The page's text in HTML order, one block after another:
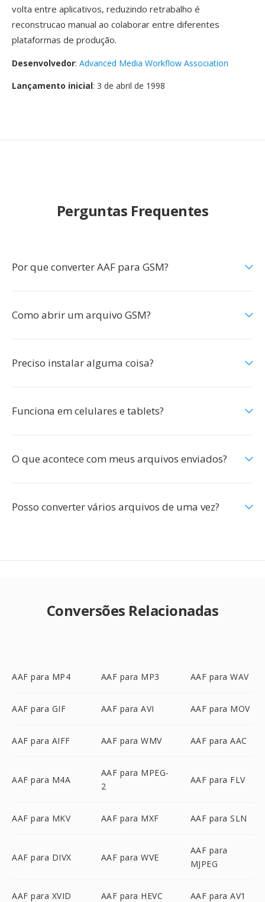
volta entre aplicativos, reduzindo retrabalho é
reconstrucao manual ao colaborar entre diferentes
plataformas de produção.
Desenvolvedor: Advanced Media Workflow Association
Lançamento inicial: 3 de abril de 1998
Perguntas Frequentes
Por que converter AAF para GSM?
Como abrir um arquivo GSM?
Preciso instalar alguma coisa?
Funciona em celulares e tablets?
O que acontece com meus arquivos enviados?
Posso converter vários arquivos de uma vez?
Conversões Relacionadas
AAF para MP4 AAF para MP3 AAF para WAV
AAF para GIF AAF para AVI AAF para MOV
AAF para AIFF AAF para WMV AAF para AAC
AAF para M4A
AAF para MPEG-
2
AAF para FLV
AAF para MKV AAF para MXF AAF para SLN
AAF para DIVX AAF para WVE
AAF para
MJPEG
AAF para XVID AAF para HEVC AAF para AV1